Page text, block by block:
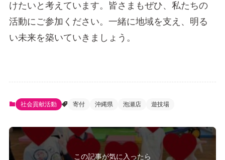
けたいと考えています。皆さまもぜひ、私たちの
活動にご参加ください。一緒に地域を支え、明る
い未来を築いていきましょう。
社会貢献活動 寄付 沖縄県 泡瀬店 遊技場
この記事が気に入ったら